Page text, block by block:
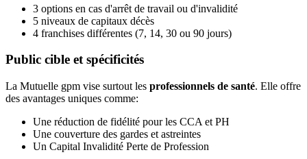
3 options en cas d'arrêt de travail ou d'invalidité
5 niveaux de capitaux décès
4 franchises différentes (7, 14, 30 ou 90 jours)
Public cible et spécificités
La Mutuelle gpm vise surtout les professionnels de santé. Elle offre
des avantages uniques comme:
Une réduction de fidélité pour les CCA et PH
Une couverture des gardes et astreintes
Un Capital Invalidité Perte de Profession